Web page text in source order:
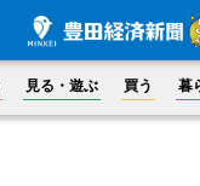
見る・遊ぶ 買う 暮